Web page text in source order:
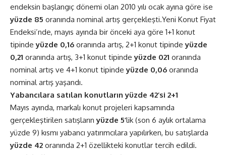
endeksin başlangıç dönemi olan 2010 yılı ocak ayına göre ise
yüzde 85 oranında nominal artış gerçekleşti.Yeni Konut Fiyat
Endeksi’nde, mayıs ayında bir önceki aya göre 1+1 konut
tipindeyüzde 0,16 oranında artış, 2+1 konut tipindeyüzde
0,21 oranında artış, 3+1 konut tipindeyüzde 021 oranında
nominal artış ve 4+1 konut tipindeyüzde 0,06 oranında
nominal artış yaşandı.
Yabancılara satılan konutların yüzde 42’si 2+1
Mayıs ayında, markalı konut projeleri kapsamında
gerçekleştirilen satışlarınyüzde 5’lik (son 6 aylık ortalama
yüzde 9) kısmı yabancı yatırımcılara yapılırken, bu satışlarda
yüzde 42 oranında 2+1 özellikteki konutlar tercih edildi.